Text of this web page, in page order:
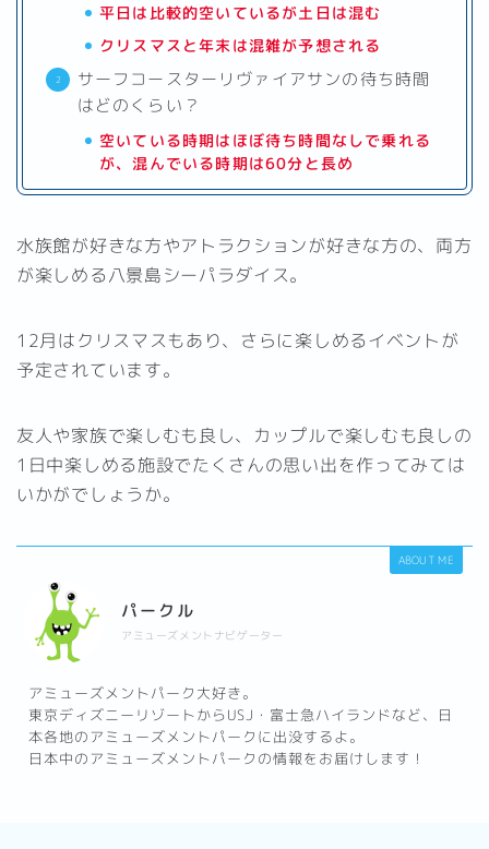
平日は比較的空いているが土日は混む
クリスマスと年末は混雑が予想される
サーフコースターリヴァイアサンの待ち時間
はどのくらい？
空いている時期はほぼ待ち時間なしで乗れる
が、混んでいる時期は60分と長め
水族館が好きな方やアトラクションが好きな方の、両方
が楽しめる八景島シーパラダイス。
12月はクリスマスもあり、さらに楽しめるイベントが
予定されています。
友人や家族で楽しむも良し、カップルで楽しむも良しの
1日中楽しめる施設でたくさんの思い出を作ってみては
いかがでしょうか。
ABOUT ME
パークル
アミューズメントナビゲーター
アミューズメントパーク大好き。
東京ディズニーリゾートからUSJ・富士急ハイランドなど、日
本各地のアミューズメントパークに出没するよ。
日本中のアミューズメントパークの情報をお届けします！